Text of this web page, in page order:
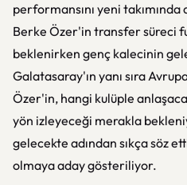
performansını yeni
Berke Özer'in transfer süreci
beklenirken genç kalecinin
Galatasaray'ın yanı sıra
Özer'in, hangi kulüple
yön izleyeceği merakla
gelecekte adından sıkça söz
olmaya aday gösteriliyor.